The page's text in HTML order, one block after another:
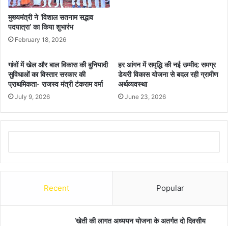
मुख्यमंत्री ने ‘विशाल सतनाम सद्भाव
पदयात्रा’ का किया शुभारंभ
February 18, 2026
गांवों में खेल और बाल विकास की बुनियादी
सुविधाओं का विस्तार सरकार की
प्राथमिकता- राजस्व मंत्री टंकराम वर्मा
July 9, 2026
हर आंगन में समृद्धि की नई उम्मीद: समग्र
डेयरी विकास योजना से बदल रही ग्रामीण
अर्थव्यवस्था
June 23, 2026
Recent Popular
’खेती की लागत अध्ययन योजना के अतर्गत दो दिवसीय